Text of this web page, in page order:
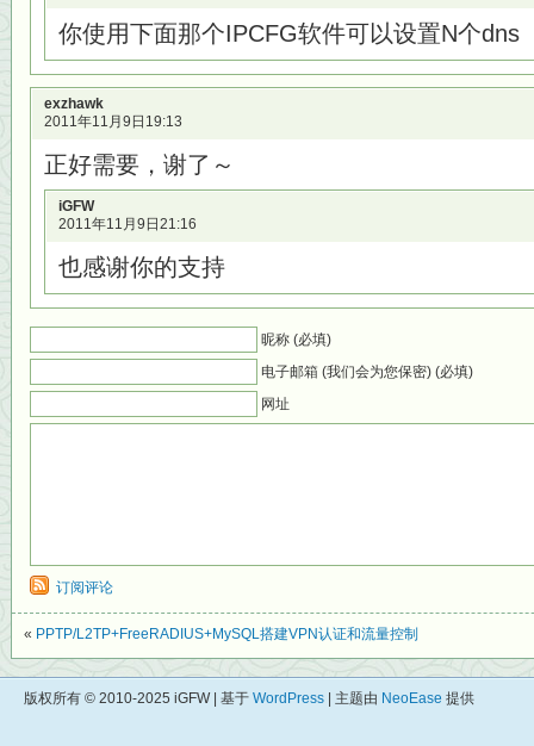
你使用下面那个IPCFG软件可以设置N个dns
exzhawk
2011年11月9日19:13
正好需要，谢了～
iGFW
2011年11月9日21:16
也感谢你的支持
昵称 (必填)
电子邮箱 (我们会为您保密) (必填)
网址
订阅评论
« PPTP/L2TP+FreeRADIUS+MySQL搭建VPN认证和流量控制
版权所有 © 2010-2025 iGFW | 基于 WordPress | 主题由 NeoEase 提供